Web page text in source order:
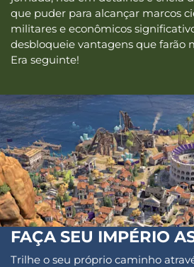
que puder para alcançar marcos
militares e econômicos
desbloqueie vantagens que farão
Era seguinte!
FAÇA SEU IMPÉRIO
Trilhe o seu próprio caminho